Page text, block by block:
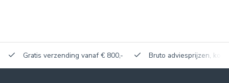
Gratis verzending vanaf € 800,- Bruto adviesprijzen,